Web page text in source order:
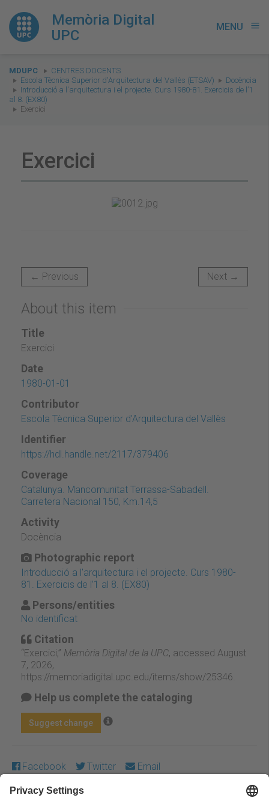
Memòria Digital
UPC
MENU menu
You
are
here:
MDUPC
CENTRES DOCENTS
Escola Tècnica Superior d'Arquitectura del Vallès (ETSAV)
Docència
Introducció a l'arquitectura i el projecte. Curs 1980-81. Exercicis de l’1
al 8. (EX80)
Exercici
Exercici
← Previous Next →
About this item
Title
Exercici
Date
1980-01-01
Contributor
Escola Tècnica Superior d'Arquitectura del Vallès
Identifier
https://hdl.handle.net/2117/379406
Coverage
Catalunya. Mancomunitat Terrassa-Sabadell.
Carretera Nacional 150, Km.14,5
Activity
Docència
Photographic report
Introducció a l'arquitectura i el projecte. Curs 1980-
81. Exercicis de l’1 al 8. (EX80)
Persons/entities
No identificat
Citation
“Exercici,” Memòria Digital de la UPC, accessed August
7, 2026,
https://memoriadigital.upc.edu/items/show/25346
Help us complete the cataloging
Suggest change
Facebook Twitter Email